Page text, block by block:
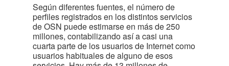
Según diferentes fuentes, el número de
perfiles registrados en los distintos servicios
de OSN puede estimarse en más de 250
millones, contabilizando así a casi una
cuarta parte de los usuarios de Internet como
usuarios habituales de alguno de esos